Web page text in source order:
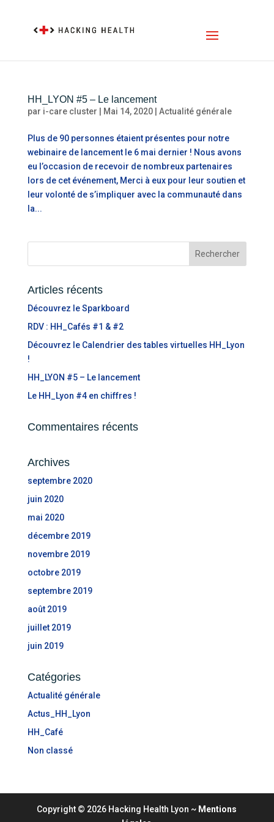
HH_LYON #5 – Le lancement
par i-care cluster Mai 14, 2020| Actualité générale
Plus de 90 personnes étaient présentes pour notre
webinaire de lancement le 6 mai dernier ! Nous avons
eu l’occasion de recevoir de nombreux partenaires
lors de cet événement, Merci à eux pour leur soutien et
leur volonté de s’impliquer avec la communauté dans
la...
Articles récents
Découvrez le Sparkboard
RDV : HH_Cafés #1 & #2
Découvrez le Calendrier des tables virtuelles HH_Lyon
!
HH_LYON #5 – Le lancement
Le HH_Lyon #4 en chiffres !
Commentaires récents
Archives
septembre 2020
juin 2020
mai 2020
décembre 2019
novembre 2019
octobre 2019
septembre 2019
août 2019
juillet 2019
juin 2019
Catégories
Actualité générale
Actus_HH_Lyon
HH_Café
Non classé
Copyright © 2026 Hacking Health Lyon ~ Mentions